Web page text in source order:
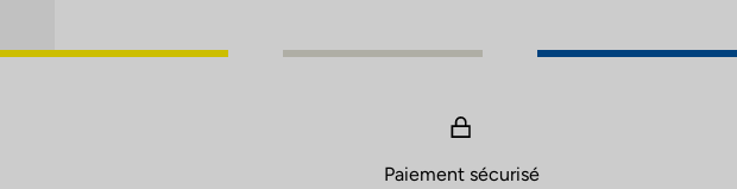
Paiement sécurisé